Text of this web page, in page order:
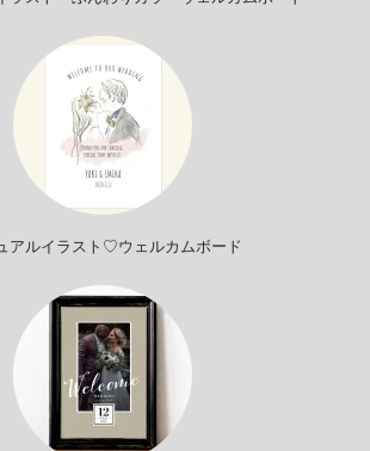
アルイラスト♡ウェルカムボード